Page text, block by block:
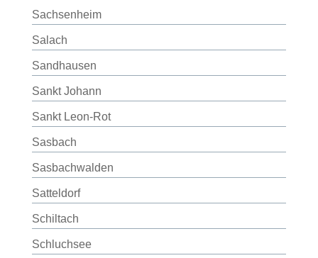
Sachsenheim
Salach
Sandhausen
Sankt Johann
Sankt Leon-Rot
Sasbach
Sasbachwalden
Satteldorf
Schiltach
Schluchsee